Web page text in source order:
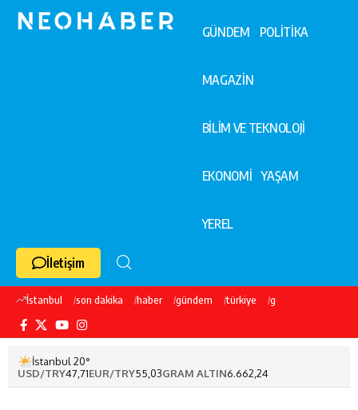
GÜNDEM POLİTİKA
MAGAZİN
BİLİM VE TEKNOLOJİ
EKONOMİ YAŞAM
YEREL
İletişim
İstanbul son dakika haber gündem türkiye galatasaray
İstanbul 20°
USD/TRY47,71EUR/TRY55,03GRAM ALTIN6.662,24